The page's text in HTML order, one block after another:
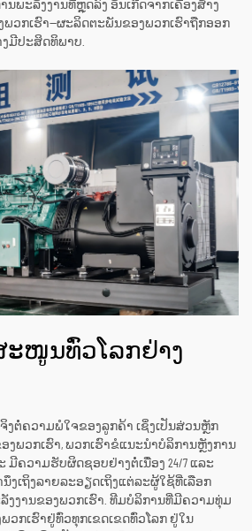
ນພະລັງງານທີ່ຫຼຸດລົງ ອັນເກີດຈາກເຄື່ອງສ້າງ
ວກເຮົາ—ຜະລິດຕະພັນຂອງພວກເຮົາຖືກອອກ
ງມີປະສິດທິພາບ.
ໜູນທົ່ວໂລກຢ່າງ
ຕໍ່ຄວາມພໍໃຈຂອງລູກຄ້າ ເຊິ່ງເປັນສ່ວນຫຼັກ
ງພວກເຮົາ, ພວກເຮົາຂໍແນະນຳບໍລິການຫຼັງການ
ມີຄວາມຮັບຜິດຊອບຢ່າງຕໍ່ເນື່ອງ 24/7 ແລະ
ງເຖິງລາຍລະອຽດເຖິງແຕ່ລະຜູ້ໃຊ້ທີ່ເລືອກ
ງງານຂອງພວກເຮົາ. ທີມບໍລິການທີ່ມີຄວາມທຸ່ມ
ວກເຮົາຢູ່ທົ່ວທຸກເຂດເຂດທົ່ວໂລກ ຢູ່ໃນ